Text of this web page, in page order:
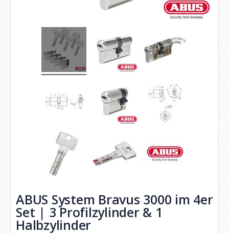
ABUS System Bravus 3000 im 4er
Set | 3 Profilzylinder & 1
Halbzylinder